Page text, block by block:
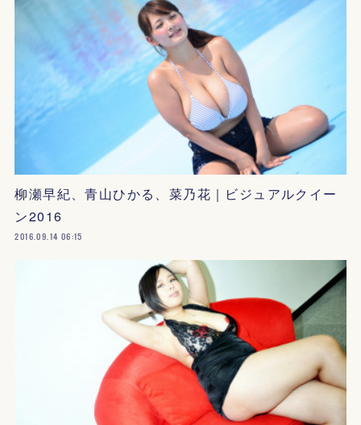
柳瀬早紀、青山ひかる、菜乃花｜ビジュアルクイー
ン2016
2016.09.14 06:15